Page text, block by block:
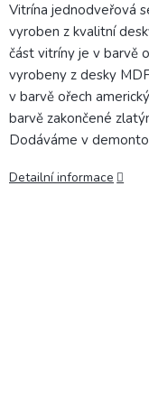
Vitrína jednodveřová
vyroben z kvalitní
část vitríny je v barvě
vyrobeny z desky
v barvě ořech
barvě zakončené
Dodáváme v
Detailní informace